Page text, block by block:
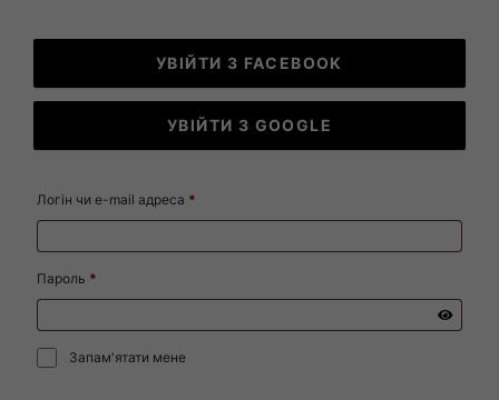
УВІЙТИ З FACEBOOK
УВІЙТИ З GOOGLE
Логін чи e-mail адреса *
Пароль *
Запам'ятати мене